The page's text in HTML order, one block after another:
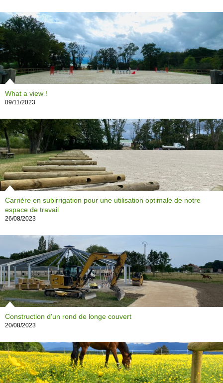
What a view !
09/11/2023
Carrière en subirrigation pour une utilisation optimale de notre
espace de travail
26/08/2023
Construction d'un rond de longe couvert
20/08/2023